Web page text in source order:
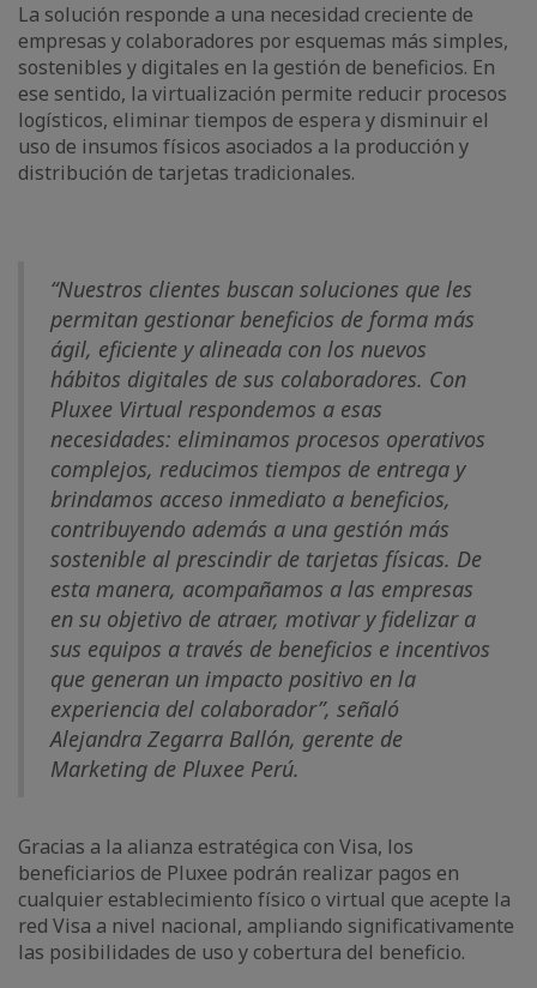
La solución responde a una necesidad creciente de
empresas y colaboradores por esquemas más simples,
sostenibles y digitales en la gestión de beneficios. En
ese sentido, la virtualización permite reducir procesos
logísticos, eliminar tiempos de espera y disminuir el
uso de insumos físicos asociados a la producción y
distribución de tarjetas tradicionales.
“Nuestros clientes buscan soluciones que les
permitan gestionar beneficios de forma más
ágil, eficiente y alineada con los nuevos
hábitos digitales de sus colaboradores. Con
Pluxee Virtual respondemos a esas
necesidades: eliminamos procesos operativos
complejos, reducimos tiempos de entrega y
brindamos acceso inmediato a beneficios,
contribuyendo además a una gestión más
sostenible al prescindir de tarjetas físicas. De
esta manera, acompañamos a las empresas
en su objetivo de atraer, motivar y fidelizar a
sus equipos a través de beneficios e incentivos
que generan un impacto positivo en la
experiencia del colaborador”, señaló
Alejandra Zegarra Ballón, gerente de
Marketing de Pluxee Perú.
Gracias a la alianza estratégica con Visa, los
beneficiarios de Pluxee podrán realizar pagos en
cualquier establecimiento físico o virtual que acepte la
red Visa a nivel nacional, ampliando significativamente
las posibilidades de uso y cobertura del beneficio.